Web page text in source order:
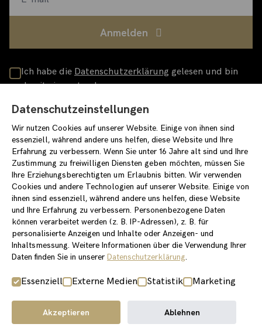
Datenschutzeinstellungen
Wir nutzen Cookies auf unserer Website. Einige von ihnen sind
essenziell, während andere uns helfen, diese Website und Ihre
Erfahrung zu verbessern. Wenn Sie unter 16 Jahre alt sind und Ihre
Zustimmung zu freiwilligen Diensten geben möchten, müssen Sie
Ihre Erziehungsberechtigten um Erlaubnis bitten. Wir verwenden
Cookies und andere Technologien auf unserer Website. Einige von
ihnen sind essenziell, während andere uns helfen, diese Website
und Ihre Erfahrung zu verbessern. Personenbezogene Daten
können verarbeitet werden (z. B. IP-Adressen), z. B. für
personalisierte Anzeigen und Inhalte oder Anzeigen- und
Inhaltsmessung. Weitere Informationen über die Verwendung Ihrer
Daten finden Sie in unserer Datenschutzerklärung.
Essenziell Externe Medien Statistik Marketing
Akzeptieren Ablehnen
Anmelden
Ich habe die Datenschutzerklärung gelesen und bin
damit einverstanden
/stiftungstarke
/stiftung_starke
ImpressumDatenschutzerklärung
Einverständniserklärung für NewslettereintragCovid-Konzept
Copyright © 2025 Stiftung Starke